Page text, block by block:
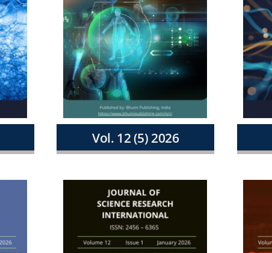
Vol. 12 (5) 2026